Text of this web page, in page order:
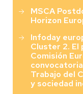
MSCA
Horizon
Infoday
Cluster 2. El
Comisión
Trabajo del
y sociedad